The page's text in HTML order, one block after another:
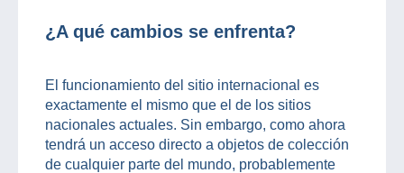
¿A qué cambios se enfrenta?
El funcionamiento del sitio internacional es
exactamente el mismo que el de los sitios
nacionales actuales. Sin embargo, como ahora
tendrá un acceso directo a objetos de colección
de cualquier parte del mundo, probablemente